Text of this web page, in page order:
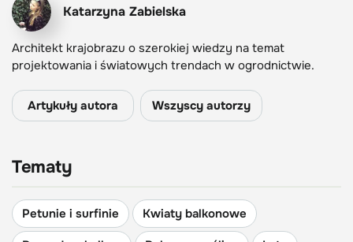
Katarzyna Zabielska
Architekt krajobrazu o szerokiej wiedzy na temat
projektowania i światowych trendach w ogrodnictwie.
Artykuły autora Wszyscy autorzy
Tematy
Petunie i surfinie
Kwiaty balkonowe